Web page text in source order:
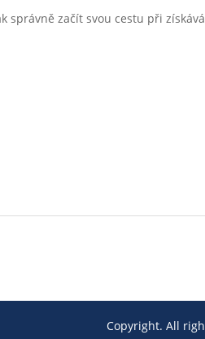
správně začít svou cestu při
Copyright. All